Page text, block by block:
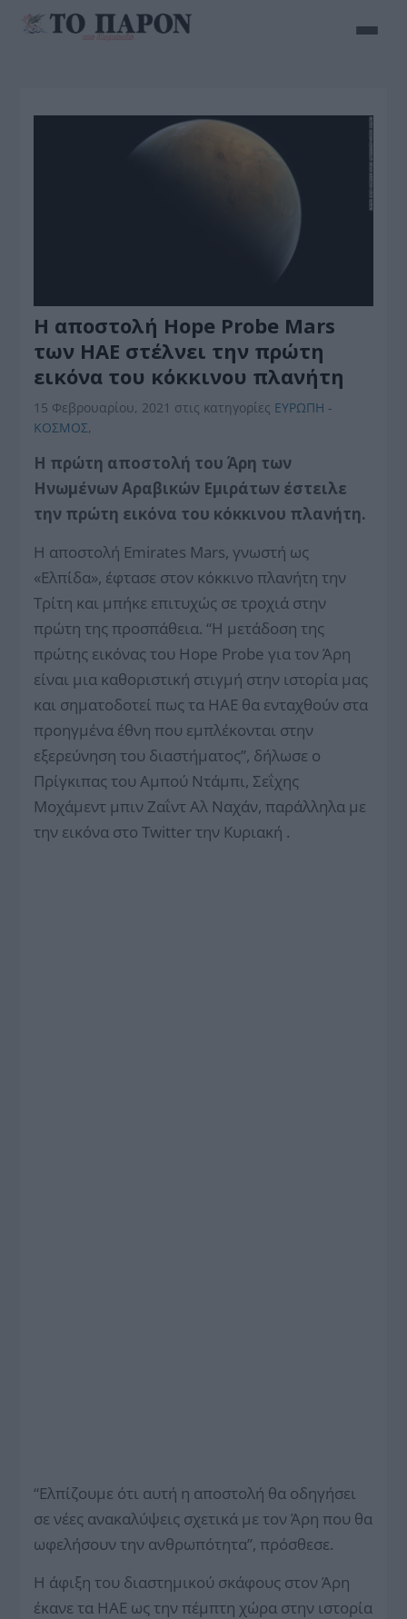
Η αποστολή Hope Probe Mars
των ΗΑΕ στέλνει την πρώτη
εικόνα του κόκκινου πλανήτη
15 Φεβρουαρίου, 2021 στις κατηγορίες ΕΥΡΩΠΗ -
ΚΟΣΜΟΣ,
Η πρώτη αποστολή του Άρη των
Ηνωμένων Αραβικών Εμιράτων έστειλε
την πρώτη εικόνα του κόκκινου πλανήτη.
Η αποστολή Emirates Mars, γνωστή ως
«Ελπίδα», έφτασε στον κόκκινο πλανήτη την
Τρίτη και μπήκε επιτυχώς σε τροχιά στην
πρώτη της προσπάθεια. “Η μετάδοση της
πρώτης εικόνας του Hope Probe για τον Άρη
είναι μια καθοριστική στιγμή στην ιστορία μας
και σηματοδοτεί πως τα ΗΑΕ θα ενταχθούν στα
προηγμένα έθνη που εμπλέκονται στην
εξερεύνηση του διαστήματος”, δήλωσε ο
Πρίγκιπας του Αμπού Ντάμπι, Σεΐχης
Μοχάμεντ μπιν Ζαΐντ Αλ Ναχάν, παράλληλα με
την εικόνα στο Twitter την Κυριακή .
“Ελπίζουμε ότι αυτή η αποστολή θα οδηγήσει
σε νέες ανακαλύψεις σχετικά με τον Άρη που θα
ωφελήσουν την ανθρωπότητα”, πρόσθεσε.
Η άφιξη του διαστημικού σκάφους στον Άρη
έκανε τα ΗΑΕ ως την πέμπτη χώρα στην ιστορία